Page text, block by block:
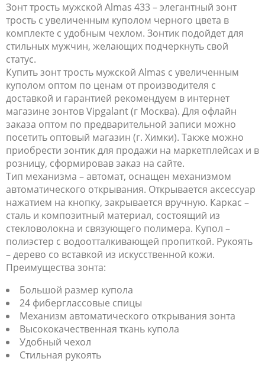
Зонт трость мужской Almas 433 – элегантный зонт
трость с увеличенным куполом черного цвета в
комплекте с удобным чехлом. Зонтик подойдет для
стильных мужчин, желающих подчеркнуть свой
статус.
Купить зонт трость мужской Almas с увеличенным
куполом оптом по ценам от производителя с
доставкой и гарантией рекомендуем в интернет
магазине зонтов Vipgalant (г Москва). Для офлайн
заказа оптом по предварительной записи можно
посетить оптовый магазин (г. Химки). Также можно
приобрести зонтик для продажи на маркетплейсах и в
розницу, сформировав заказ на сайте.
Тип механизма – автомат, оснащен механизмом
автоматического открывания. Открывается аксессуар
нажатием на кнопку, закрывается вручную. Каркас –
сталь и композитный материал, состоящий из
стекловолокна и связующего полимера. Купол –
полиэстер с водоотталкивающей пропиткой. Рукоять
– дерево со вставкой из искусственной кожи.
Преимущества зонта:
Большой размер купола
24 фиберглассовые спицы
Механизм автоматического открывания зонта
Высококачественная ткань купола
Удобный чехол
Стильная рукоять